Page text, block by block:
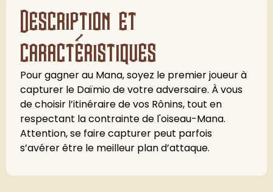
Description et
caractéristiques
Pour gagner au Mana, soyez le premier joueur à
capturer le Daïmio de votre adversaire. À vous
de choisir l’itinéraire de vos Rônins, tout en
respectant la contrainte de l'oiseau-Mana.
Attention, se faire capturer peut parfois
s’avérer être le meilleur plan d’attaque.